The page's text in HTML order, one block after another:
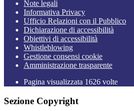
Note legali
Informativa Privacy
Ufficio Relazioni con il Pubblico
Dichiarazione di accessibilità
Obiettivi di accessibilità
Whistleblowing
Gestione consensi cookie
Amministrazione trasparente
Pagina visualizzata 1626 volte
Sezione Copyright